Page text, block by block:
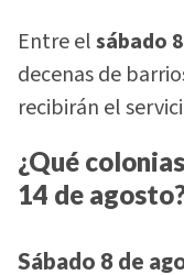
Entre elsábado
decenas de
recibirán el
¿Qué
14 de
Sábado 8 de